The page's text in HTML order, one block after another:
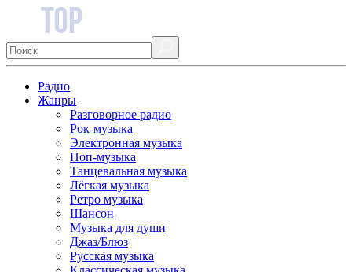
Радио
Жанры
Разговорное радио
Рок-музыка
Электронная музыка
Поп-музыка
Танцевальная музыка
Лёгкая музыка
Ретро музыка
Шансон
Музыка для души
Джаз/Блюз
Русская музыка